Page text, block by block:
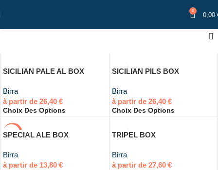
0
0,00
SICILIAN PALE AL BOX
Birra
26,40 €
Choix Des Options
SICILIAN PILS BOX
Birra
26,40 €
Choix Des Options
-50%
SPECIAL ALE BOX
Birra
13,80 €
TRIPEL BOX
Birra
27,60 €